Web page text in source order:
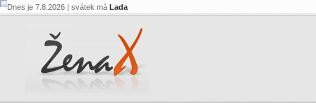
Dnes je 7.8.2026 | svátek má Lada